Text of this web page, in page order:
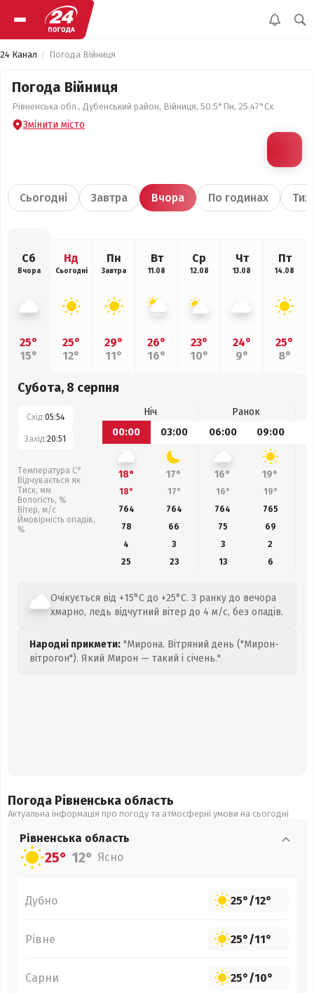
24 Канал Погода Війниця
Погода Війниця
Рівненська обл., Дубенський район, Війниця, 50.5°Пн, 25.47°Сх
Змінити місто
Сьогодні Завтра Вчора По годинах
Сб
Вчора
25°
15°
Нд
Сьогодні
25°
12°
Пн
Завтра
29°
11°
Вт
11.08
26°
16°
Ср
12.08
23°
10°
Чт
13.08
24°
9°
Пт
14.08
25°
8°
Субота, 8 серпня
Схід:05:54
Захід:20:51
Температура С°
Відчувається як
Тиск, мм
Вологість, %
Вітер, м/с
Ймовірність опадів,
%
Ніч
Ранок
00:00
03:00 06:00 09:00
18° 17° 16° 19°
18° 17° 16° 19°
764
764 764 765
78
66 75 69
4
3 3
2
25
23 13 6
Очікується від +15°C до +25°C. З ранку до вечора
хмарно, ледь відчутний вітер до 4 м/с, без опадів.
Народні прикмети: "Мирона. Вітряний день ("Мирон-
вітрогон"). Який Мирон — такий і січень."
Погода Рівненська область
Актуальна інформація про погоду та атмосферні умови на сьогодні
Рівненська область
25° 12° Ясно
Дубно 25°/12°
Рівне 25°/11°
Сарни 25°/10°